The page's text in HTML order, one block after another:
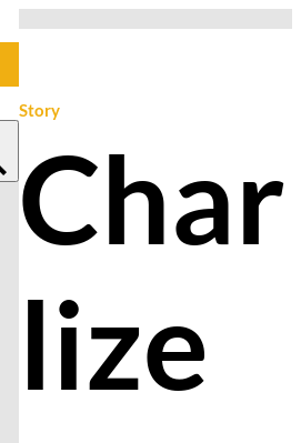
Story
Char
lize